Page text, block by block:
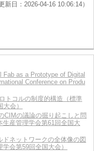
日：2026-04-16 10:06:14）
Fab as a Prototype of Digital
Conference on Produ
トコルの制度的構造（標準
会）
CIMの議論の掘り起こしと問
生産管理学会第61回全国大
ネットワークの全体像の図
会第59回全国大会）